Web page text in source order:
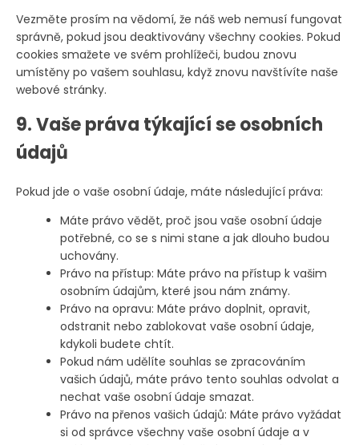
Vezměte prosím na vědomí, že náš web nemusí fungovat
správně, pokud jsou deaktivovány všechny cookies. Pokud
cookies smažete ve svém prohlížeči, budou znovu
umístěny po vašem souhlasu, když znovu navštívíte naše
webové stránky.
9. Vaše práva týkající se osobních
údajů
Pokud jde o vaše osobní údaje, máte následující práva:
Máte právo vědět, proč jsou vaše osobní údaje
potřebné, co se s nimi stane a jak dlouho budou
uchovány.
Právo na přístup: Máte právo na přístup k vašim
osobním údajům, které jsou nám známy.
Právo na opravu: Máte právo doplnit, opravit,
odstranit nebo zablokovat vaše osobní údaje,
kdykoli budete chtít.
Pokud nám udělíte souhlas se zpracováním
vašich údajů, máte právo tento souhlas odvolat a
nechat vaše osobní údaje smazat.
Právo na přenos vašich údajů: Máte právo vyžádat
si od správce všechny vaše osobní údaje a v